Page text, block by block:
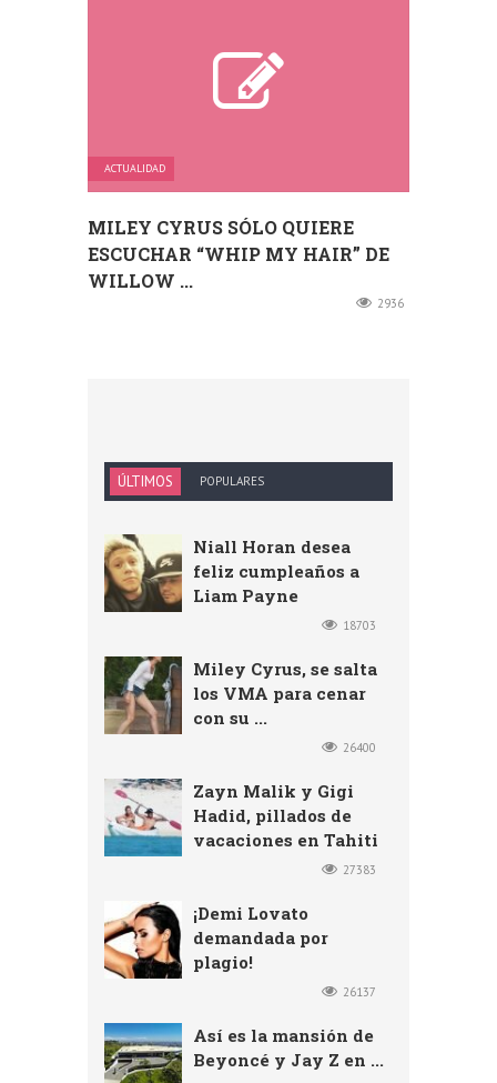
ACTUALIDAD
MILEY CYRUS SÓLO QUIERE
ESCUCHAR “WHIP MY HAIR” DE
WILLOW ...
2936
ÚLTIMOS POPULARES
Niall Horan desea
feliz cumpleaños a
Liam Payne
18703
Miley Cyrus, se salta
los VMA para cenar
con su ...
26400
Zayn Malik y Gigi
Hadid, pillados de
vacaciones en Tahiti
27383
¡Demi Lovato
demandada por
plagio!
26137
Así es la mansión de
Beyoncé y Jay Z en ...